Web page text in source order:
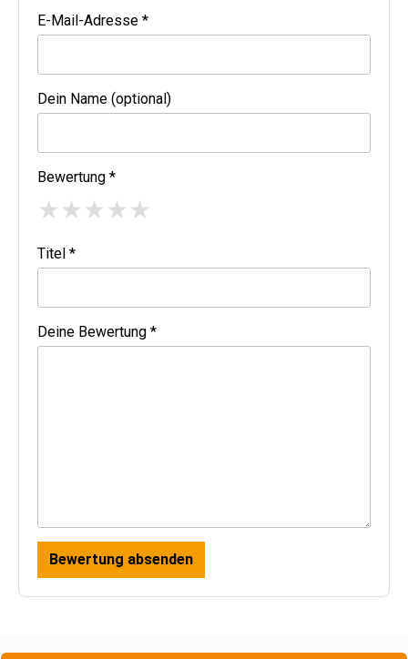
E-Mail-Adresse *
Dein Name (optional)
Bewertung *
★★★★★
Titel *
Deine Bewertung *
Bewertung absenden